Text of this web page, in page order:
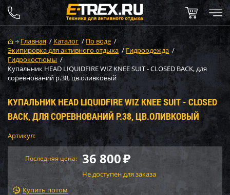
Главная / Каталог / По воде /
Экипировка для активного отдыха / Гидроодежда /
Гидрокостюмы /
Купальник HEAD LIQUIDFIRE WIZ KNEE SUIT - CLOSED BACK, для
соревнований р.38, цв.оливковый
КУПАЛЬНИК HEAD LIQUIDFIRE WIZ KNEE SUIT - CLOSED
BACK, ДЛЯ СОРЕВНОВАНИЙ Р.38, ЦВ.ОЛИВКОВЫЙ
Артикул:
Последняя цена: 36 800₽
Не доступен для заказа
Купить потом